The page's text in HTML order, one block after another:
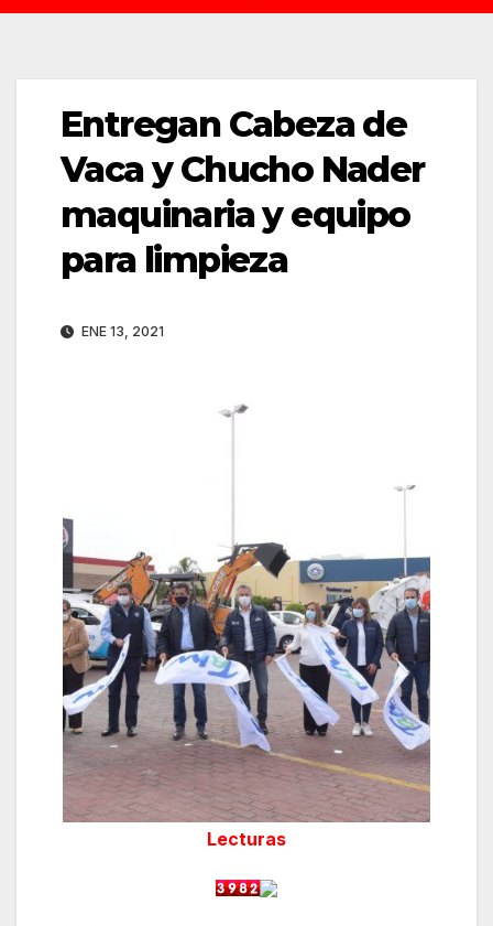
Entregan Cabeza de
Vaca y Chucho Nader
maquinaria y equipo
para limpieza
ENE 13, 2021
Lecturas